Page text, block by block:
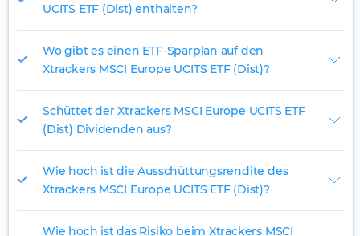
UCITS ETF (Dist) enthalten?
Wo gibt es einen ETF-Sparplan auf den
Xtrackers MSCI Europe UCITS ETF (Dist)?
Schüttet der Xtrackers MSCI Europe UCITS ETF
(Dist) Dividenden aus?
Wie hoch ist die Ausschüttungsrendite des
Xtrackers MSCI Europe UCITS ETF (Dist)?
Wie hoch ist das Risiko beim Xtrackers MSCI